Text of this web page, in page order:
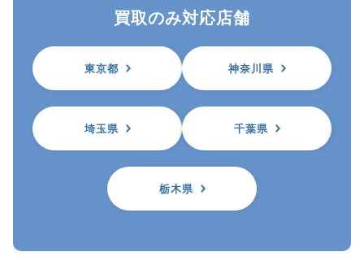
買取のみ対応店舗
東京都 神奈川県
埼玉県 千葉県
栃木県